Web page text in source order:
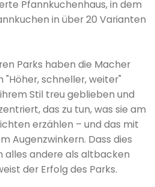
Pfannkuchenhaus, in dem
in über 20 Varianten
Parks haben die Macher
"Höher, schneller, weiter"
Stil treu geblieben und
das zu tun, was sie am
erzählen – und das mit
Augenzwinkern. Dass dies
alles andere als altbacken
der Erfolg des Parks.